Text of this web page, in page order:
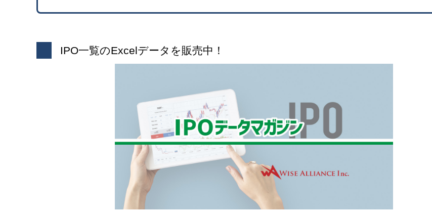
IPO一覧のExcelデータを販売中！